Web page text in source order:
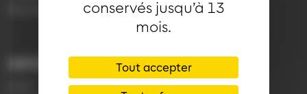
conservés jusqu’à 13
mois.
Tout accepter
période scolaire)
INFORMATIONS LIENS
Application Soléa